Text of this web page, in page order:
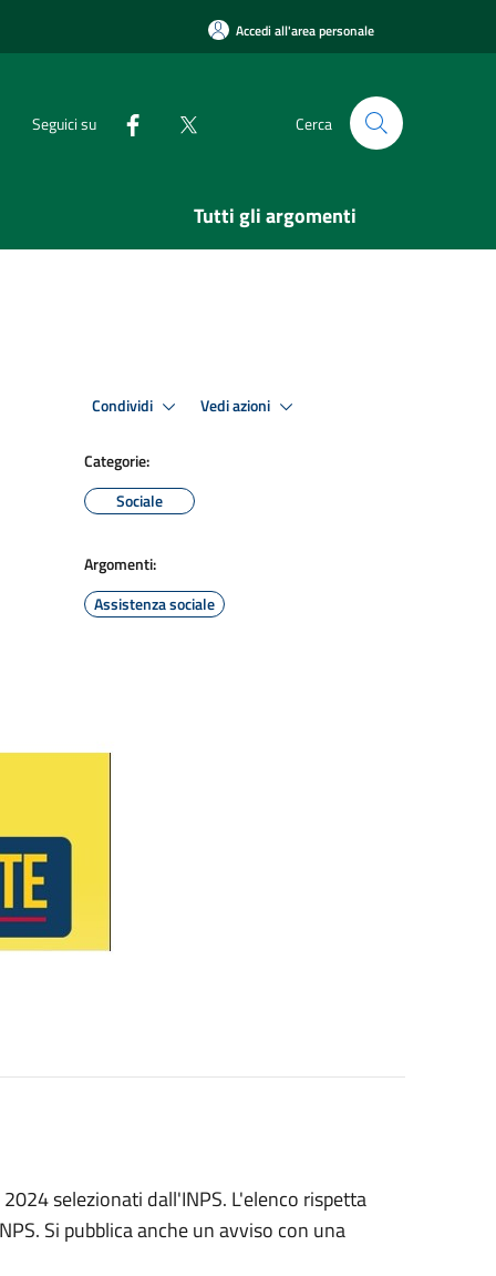
Accedi all'area personale
Seguici su Cerca
Tutti gli argomenti
Condividi Vedi azioni
Categorie:
Sociale
Argomenti:
Assistenza sociale
selezionati dall'INPS. L'elenco rispetta
Si pubblica anche un avviso con una